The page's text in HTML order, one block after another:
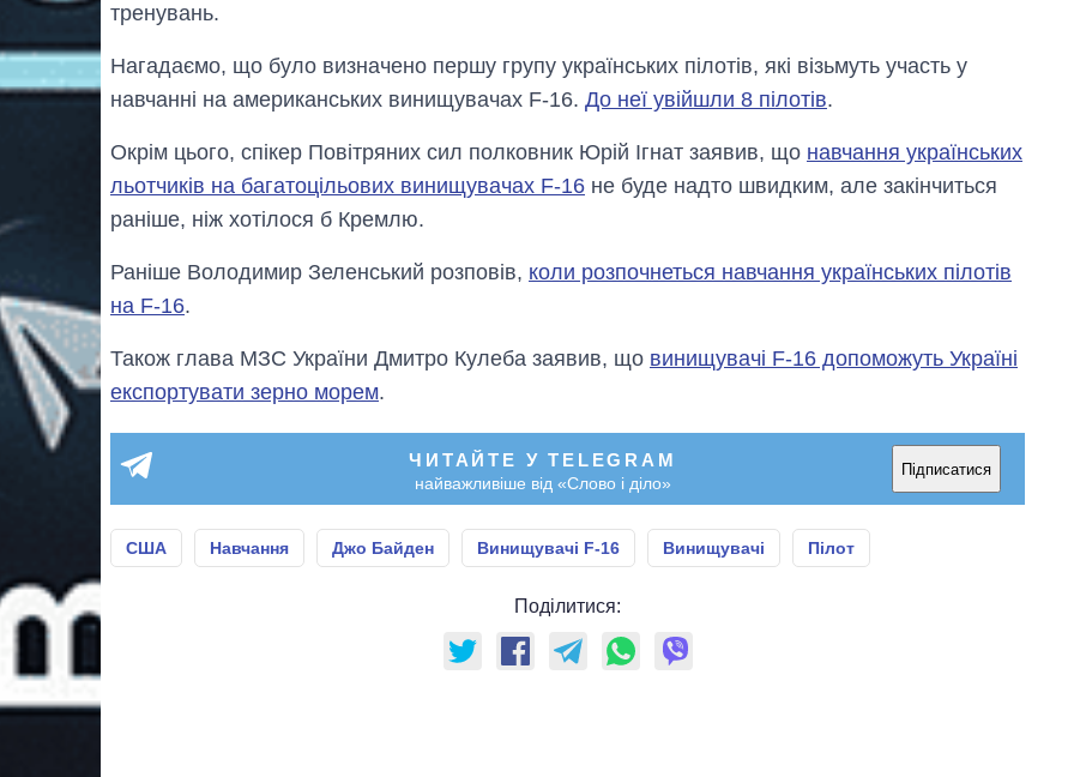
тренувань.
Нагадаємо, що було визначено першу групу українських пілотів, які візьмуть участь у
навчанні на американських винищувачах F-16. До неї увійшли 8 пілотів.
Окрім цього, спікер Повітряних сил полковник Юрій Ігнат заявив, що навчання українських
льотчиків на багатоцільових винищувачах F-16 не буде надто швидким, але закінчиться
раніше, ніж хотілося б Кремлю.
Раніше Володимир Зеленський розповів, коли розпочнеться навчання українських пілотів
на F-16.
Також глава МЗС України Дмитро Кулеба заявив, що винищувачі F-16 допоможуть Україні
експортувати зерно морем.
ЧИТАЙТЕ У TELEGRAM
найважливіше від «Слово і діло»
Підписатися
США Навчання Джо Байден Винищувачі F-16 Винищувачі Пілот
Поділитися: